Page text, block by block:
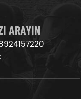
ARAYIN